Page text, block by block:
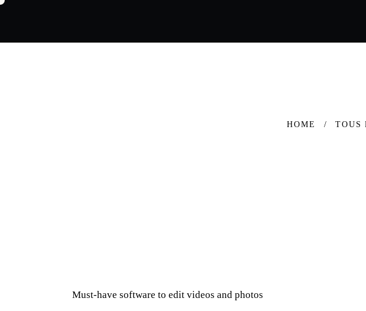
HOME TOUS
Must-have software to edit videos and photos